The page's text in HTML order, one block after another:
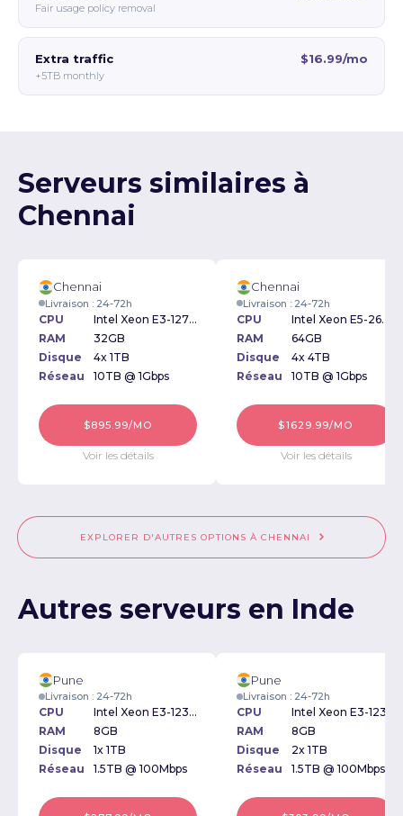
Fair usage policy removal
Extra traffic
+5TB monthly
$16.99/mo
Serveurs similaires à
Chennai
Chennai
Livraison : 24-72h
CPU
Intel Xeon E3-1270v3 3.50GHz
RAM
32GB
Disque
4x 1TB
Réseau
10TB @ 1Gbps
$895.99/MO
Voir les détails
Chennai
Livraison : 24-72h
CPU
Intel Xeon E5-2620v3 2.40GHz
RAM
64GB
Disque
4x 4TB
Réseau
10TB @ 1Gbps
$1629.99/MO
Voir les détails
EXPLORER D'AUTRES OPTIONS À CHENNAI
Autres serveurs en Inde
Pune
Livraison : 24-72h
CPU
Intel Xeon E3-1230v3 3.30GHz
RAM
8GB
Disque
1x 1TB
Réseau
1.5TB @ 100Mbps
Pune
Livraison : 24-72h
CPU
RAM
8GB
Disque
2x 1TB
Réseau
1.5TB @ 100Mbps